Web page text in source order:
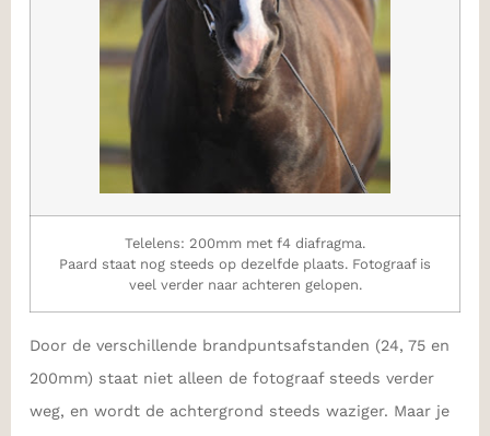
Telelens: 200mm met f4 diafragma.
Paard staat nog steeds op dezelfde plaats. Fotograaf is
veel verder naar achteren gelopen.
Door de verschillende brandpuntsafstanden (24, 75 en
200mm) staat niet alleen de fotograaf steeds verder
weg, en wordt de achtergrond steeds waziger. Maar je